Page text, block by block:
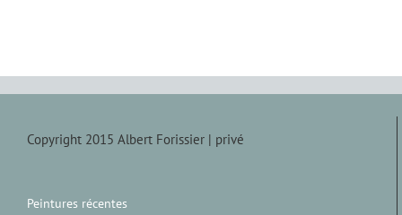
Copyright 2015 Albert Forissier | privé
Peintures récentes